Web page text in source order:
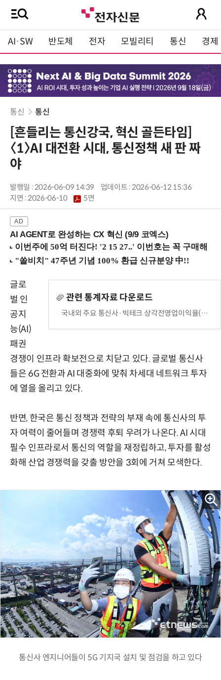
AI·SW 반도체 전자 모빌리티 통신 경제
통신 통신
[흔들리는 통신강국, 혁신 골든타임]
〈1〉AI 대전환 시대, 통신정책 새 판 짜
야
발행일 : 2026-06-09 14:39
업데이트 : 2026-06-12 15:36
지면 :2026-06-10 5면
AI AGENT로 완성하는 CX 혁신 (9/9 코엑스)
관련 통계자료 다운로드
국내외 주요 통신사·빅테크 상각전영업이익율(EBITDA)
글로
벌 인
공지
능(AI)
패권
경쟁이 인프라 확보전으로 치닫고 있다. 글로벌 통신사
들은 6G 전환과 AI 대중화에 맞춰 차세대 네트워크 투자
에 열을 올리고 있다.
반면, 한국은 통신 정책과 전략의 부재 속에 통신사의 투
자 여력이 줄어들며 경쟁력 후퇴 우려가 나온다. AI 시대
필수 인프라로서 통신의 역할을 재정립하고, 투자를 활성
화해 산업 경쟁력을 갖출 방안을 3회에 거쳐 모색한다.
통신사 엔지니어들이 5G 기지국 설치 및 점검을 하고 있다